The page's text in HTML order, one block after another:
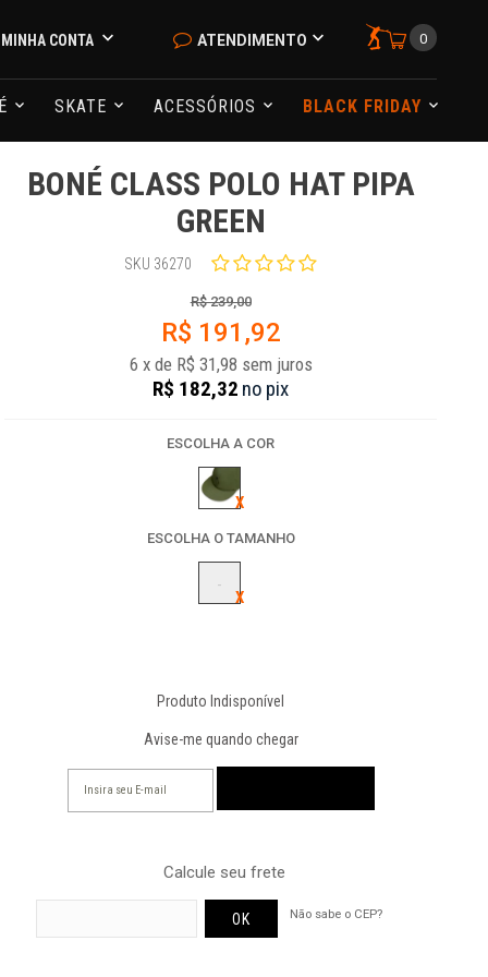
MINHA CONTA ATENDIMENTO 0
SKATE ACESSÓRIOS BLACK FRIDAY
BONÉ CLASS POLO HAT PIPA
GREEN
SKU 36270
R$ 239,00
R$ 191,92
6 x de R$ 31,98 sem juros
R$ 182,32 no pix
ESCOLHA A COR
ESCOLHA O TAMANHO
-
Produto Indisponível
Avise-me quando chegar
Calcule seu frete
Não sabe o CEP?